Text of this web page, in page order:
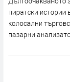
пиратски истории
колосални
пазарни